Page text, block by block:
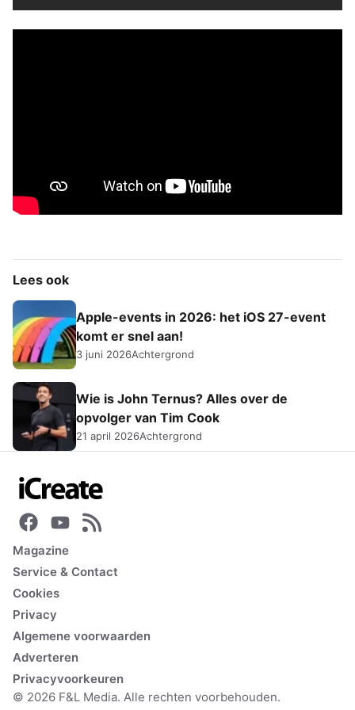
Lees ook
Apple-events in 2026: het iOS 27-event
komt er snel aan!
3 juni 2026Achtergrond
Wie is John Ternus? Alles over de
opvolger van Tim Cook
21 april 2026Achtergrond
Magazine
Service & Contact
Cookies
Privacy
Algemene voorwaarden
Adverteren
Privacyvoorkeuren
© 2026 F&L Media. Alle rechten voorbehouden.